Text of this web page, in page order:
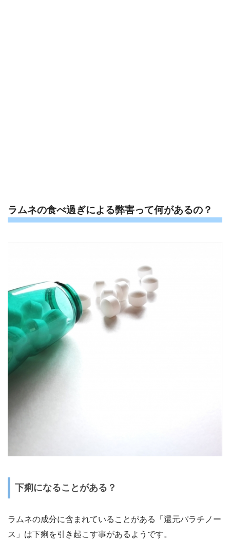
ラムネの食べ過ぎによる弊害って何があるの？
下痢になることがある？
ラムネの成分に含まれていることがある「還元パラチノー
ス」は下痢を引き起こす事があるようです。